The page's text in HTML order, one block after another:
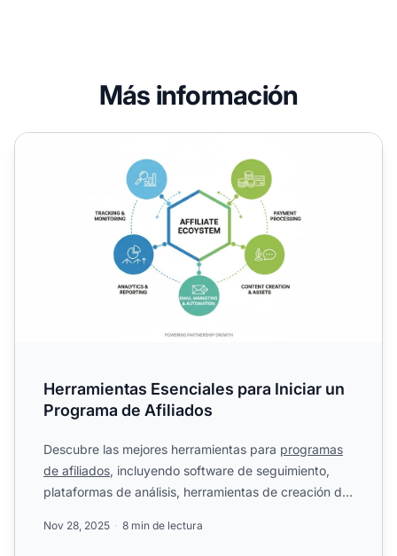
Más información
Herramientas Esenciales para Iniciar un Programa de
Herramientas Esenciales para Iniciar un
Programa de Afiliados
Descubre las mejores herramientas para programas
de afiliados, incluyendo software de seguimiento,
plataformas de análisis, herramientas de creación de
Nov 28, 2025 8 min de lectura